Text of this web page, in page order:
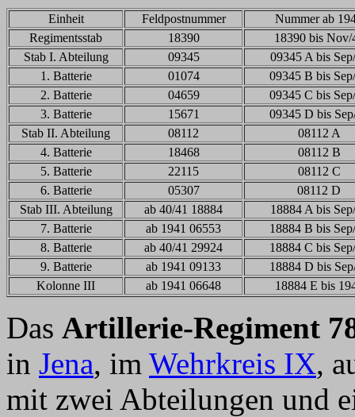
Einheit Feldpostnummer
Nummer ab
Regimentsstab
18390
18390 bis Nov/
Stab I. Abteilung
09345
09345 A bis
1. Batterie
01074
09345 B bis
2. Batterie
04659
09345 C bis
3. Batterie
15671
09345 D bis
Stab II. Abteilung
08112
08112 A
4. Batterie
18468
08112 B
5. Batterie
22115
08112 C
6. Batterie
05307
08112 D
Stab III. Abteilung
ab 40/41 18884
18884 A bis
7. Batterie
ab 1941 06553
18884 B bis
8. Batterie
ab 40/41 29924
18884 C bis
9. Batterie
ab 1941 09133
18884 D bis
Kolonne III
ab 1941 06648 18884 E bis
Das Artillerie-Regiment
in Jena, im Wehrkreis IX,
mit zwei Abteilungen und